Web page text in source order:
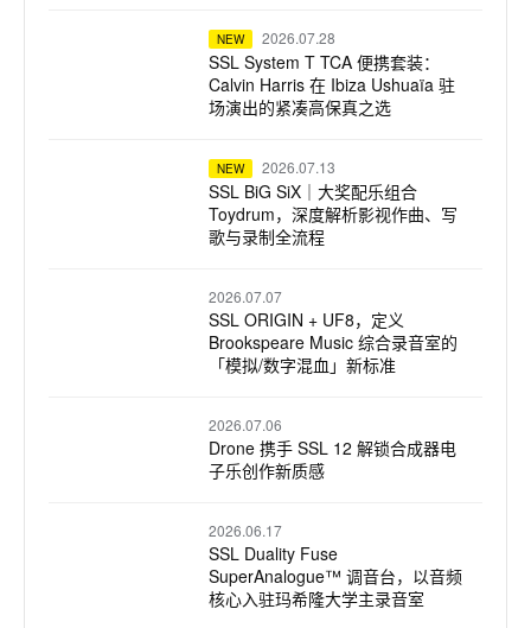
NEW 2026.07.28
SSL System T TCA 便携套装：
Calvin Harris 在 Ibiza Ushuaïa 驻
场演出的紧凑高保真之选
NEW 2026.07.13
SSL BiG SiX｜大奖配乐组合
Toydrum，深度解析影视作曲、写
歌与录制全流程
2026.07.07
SSL ORIGIN + UF8，定义
Brookspeare Music 综合录音室的
「模拟/数字混血」新标准
2026.07.06
Drone 携手 SSL 12 解锁合成器电
子乐创作新质感
2026.06.17
SSL Duality Fuse
SuperAnalogue™ 调音台，以音频
核心入驻玛希隆大学主录音室